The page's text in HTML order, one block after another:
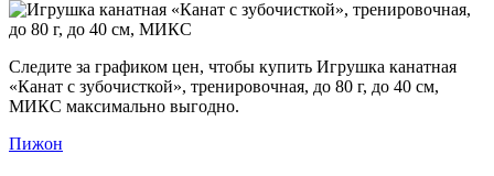
Следите за графиком цен, чтобы купить Игрушка канатная
«Канат с зубочисткой», тренировочная, до 80 г, до 40 см,
МИКС максимально выгодно.
Пижон